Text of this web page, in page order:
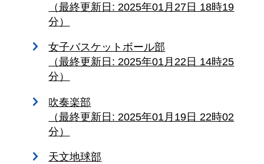
（最終更新日: 2025年01月27日 18時19
分）
女子バスケットボール部
（最終更新日: 2025年01月22日 14時25
分）
吹奏楽部
（最終更新日: 2025年01月19日 22時02
分）
天文地球部